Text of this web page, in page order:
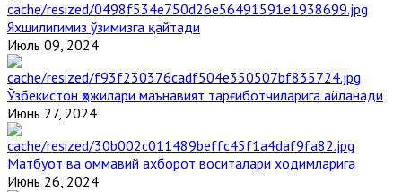
Яхшилигимиз ўзимизга қайтади
Июль 09, 2024
Ўзбекистон ҳожилари маънавият тарғиботчиларига айланади
Июнь 27, 2024
Матбуот ва оммавий ахборот воситалари ходимларига
Июнь 26, 2024